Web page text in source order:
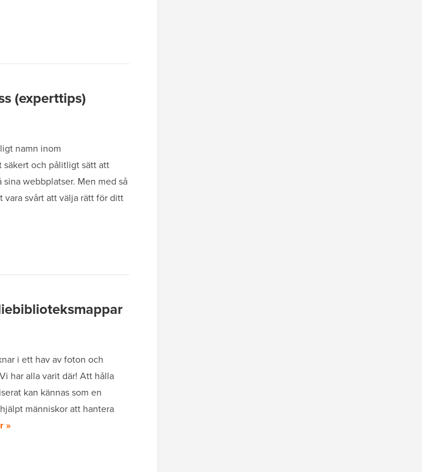
(experttips)
namn inom
och pålitligt sätt att
webbplatser. Men med så
vara svårt att välja rätt för ditt
i ett hav av foton och
har alla varit där! Att hålla
kan kännas som en
människor att hantera
»